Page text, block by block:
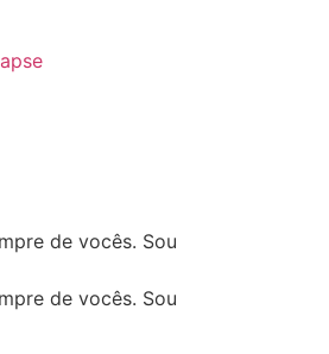
de vocês. Sou
de vocês. Sou